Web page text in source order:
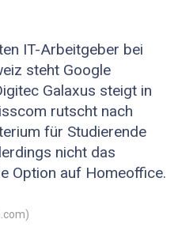
IT-Arbeitgeber bei
steht Google
Galaxus steigt in
rutscht nach
für Studierende
nicht das
Option auf Homeoffice.